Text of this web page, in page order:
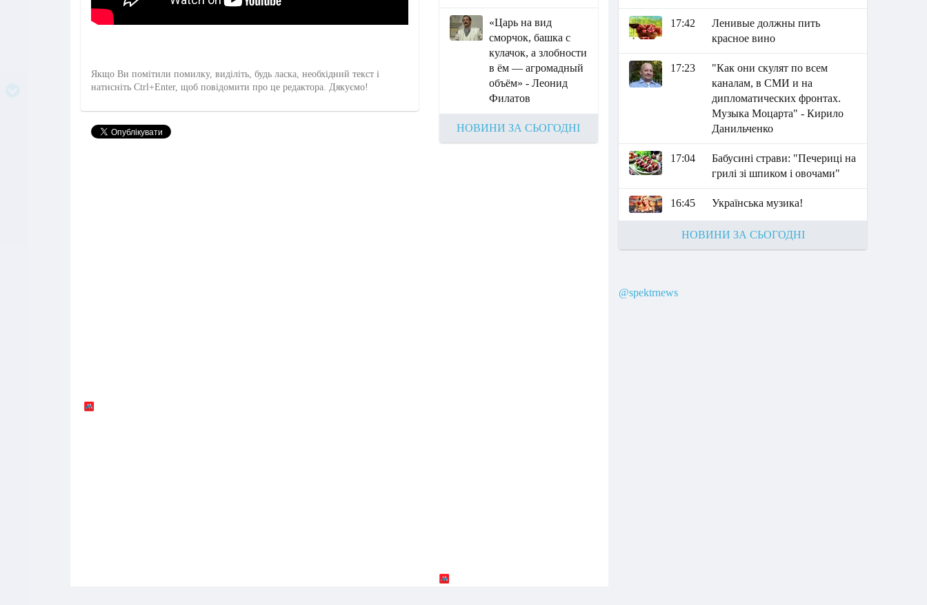
Якщо Ви помітили помилку, виділіть, будь ласка, необхідний текст і
натисніть Ctrl+Enter, щоб повідомити про це редактора. Дякуємо!
«Царь на вид
сморчок, башка с
кулачок, а злобности
в ём — агромадный
объём» - Леонид
Филатов
НОВИНИ ЗА СЬОГОДНІ
17:42
Ленивые должны пить
красное вино
17:23
"Как они скулят по всем
каналам, в СМИ и на
дипломатических фронтах.
Музыка Моцарта" - Кирило
Данильченко
17:04
Бабусині страви: "Печериці на
грилі зі шпиком і овочами"
16:45 Українська музика!
НОВИНИ ЗА СЬОГОДНІ
@spektrnews